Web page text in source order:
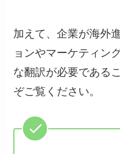
加えて、企業が海外
ョンやマーケティン
な翻訳が必要である
ぞご覧ください。